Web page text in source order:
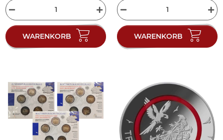
WARENKORB WARENKORB